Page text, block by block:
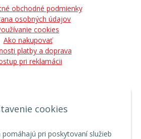
cookies
pri poskytovaní služieb
obchodné podmienky
osobných údajov
cookies
Ako nakupovať
platby a doprava
pri reklamácii